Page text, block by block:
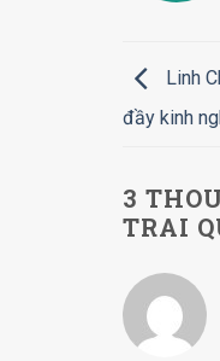
Linh
đầy kinh
3
TRAI